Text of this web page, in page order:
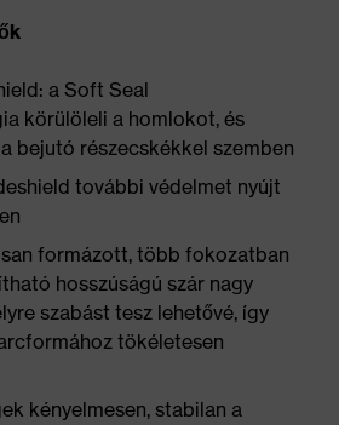
a Soft Seal
körülöleli a homlokot, és
bejutó részecskékkel szemben
további védelmet nyújt
formázott, több fokozatban
hosszúságú szár nagy
szabást tesz lehetővé, így
tökéletesen
kényelmesen, stabilan a